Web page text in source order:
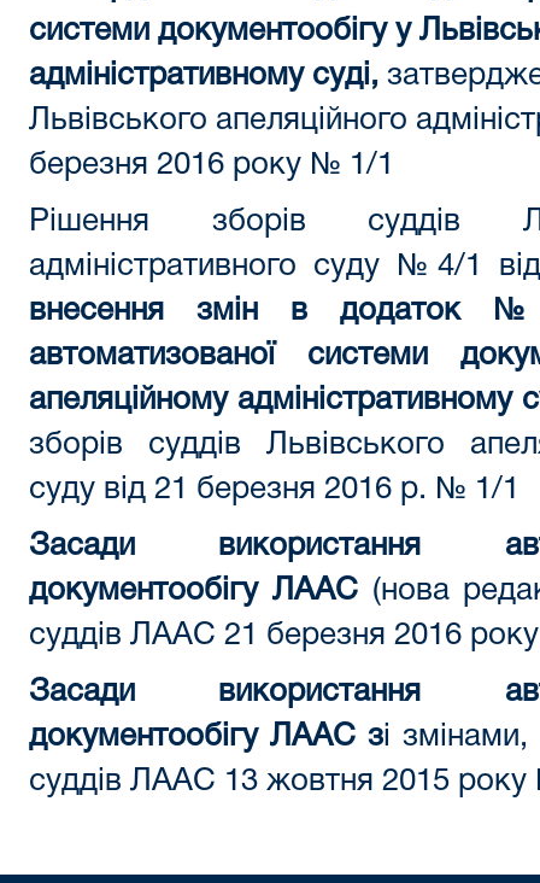
системи документообігу у
адміністративному суді,
Львівського апеляційного
березня 2016 року № 1/1
Рішення зборів суддів
адміністративного суду №4/1
внесення змін в додаток
автоматизованої системи
апеляційному адміністративному
зборів суддів Львівського
суду від 21 березня 2016 р. № 1/1
Засади використання
документообігу ЛААС(нова
суддів ЛААС 21 березня 2016
Засади використання
документообігу ЛААС зі
суддів ЛААС 13 жовтня 2015